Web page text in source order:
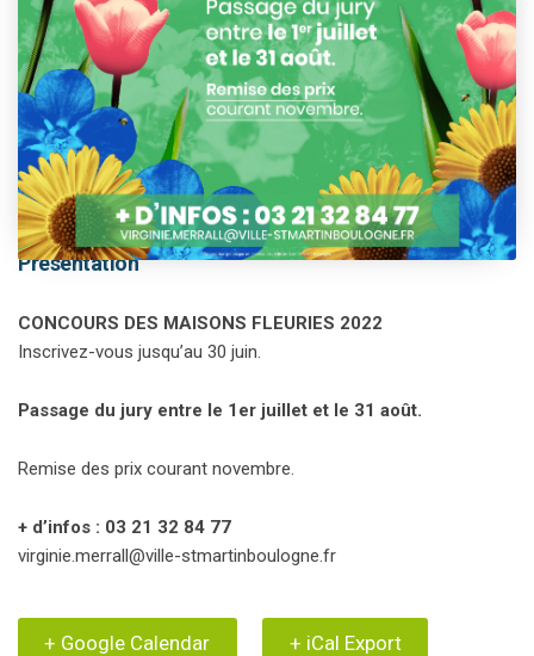
This event has passed.
Présentation
CONCOURS DES MAISONS FLEURIES 2022
Inscrivez-vous jusqu’au 30 juin.
Passage du jury entre le 1er juillet et le 31 août.
Remise des prix courant novembre.
+ d’infos : 03 21 32 84 77
virginie.merrall@ville-stmartinboulogne.fr
+ Google Calendar + iCal Export